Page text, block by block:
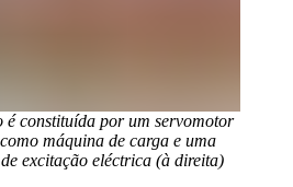
é constituída por um servomotor
máquina de carga e uma
excitação eléctrica (à direita)